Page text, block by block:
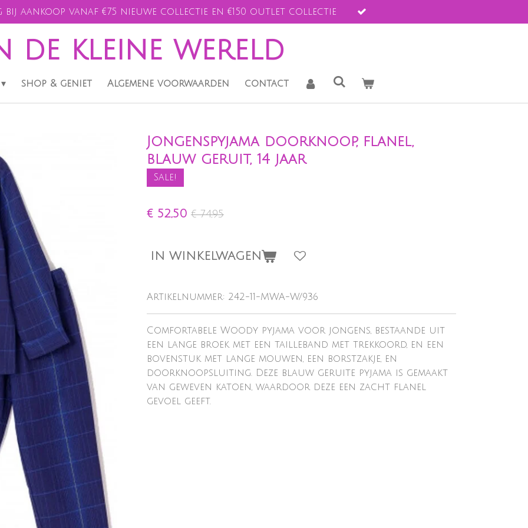
bij aankoop vanaf €75 nieuwe collectie en €150 outlet collectie
de kleine wereld
shop & geniet Algemene voorwaarden contact
Jongenspyjama doorknoop, flanel,
blauw geruit, 14 jaar
Sale!
€ 52,50 € 74,95
IN WINKELWAGEN
Artikelnummer: 242-11-MWA-W/936
Comfortabele Woody pyjama voor jongens, bestaande uit
een lange broek met een tailleband met trekkoord, en een
bovenstuk met lange mouwen, een borstzakje, en
doorknoopsluiting. Deze blauw geruite pyjama is gemaakt
van geweven katoen, waardoor deze een zacht flanel
gevoel geeft.